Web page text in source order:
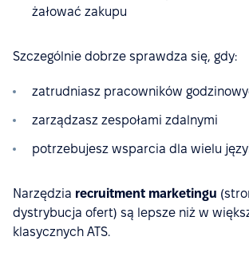
żałować zakupu
Szczególnie dobrze sprawdza się, gdy:
zatrudniasz pracowników
zarządzasz zespołami zdalnymi
potrzebujesz wsparcia dla wielu
Narzędzia recruitment marketingu
dystrybucja ofert) są lepsze niż w
klasycznych ATS.